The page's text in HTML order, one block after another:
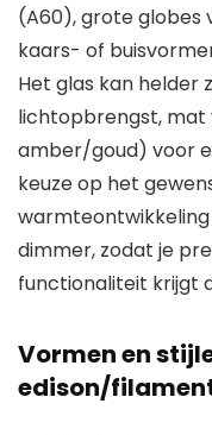
(A60), grote
kaars- of
Het glas kan helder
lichtopbrengst, mat
amber/goud) voor
keuze op het
dimmer, zodat je
functionaliteit krijgt
Vormen en
edison/